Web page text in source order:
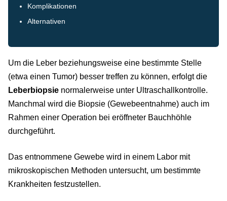
Komplikationen
Alternativen
Um die Leber beziehungsweise eine bestimmte Stelle
(etwa einen Tumor) besser treffen zu können, erfolgt die
Leberbiopsie normalerweise unter Ultraschallkontrolle.
Manchmal wird die Biopsie (Gewebeentnahme) auch im
Rahmen einer Operation bei eröffneter Bauchhöhle
durchgeführt.
Das entnommene Gewebe wird in einem Labor mit
mikroskopischen Methoden untersucht, um bestimmte
Krankheiten festzustellen.